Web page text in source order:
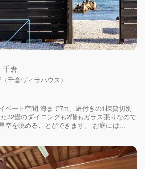
千倉
千倉ヴィラハウス）
ベート空間 海まで7m、庭付きの1棟貸切別
32畳のダイニングも2階もガラス張りなので
空を眺めることができます。 お庭には...